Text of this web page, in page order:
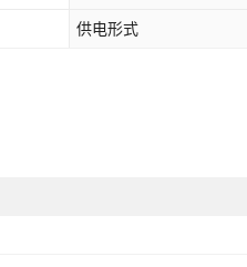
供电形式